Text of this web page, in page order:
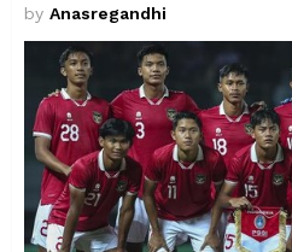
by Anasregandhi